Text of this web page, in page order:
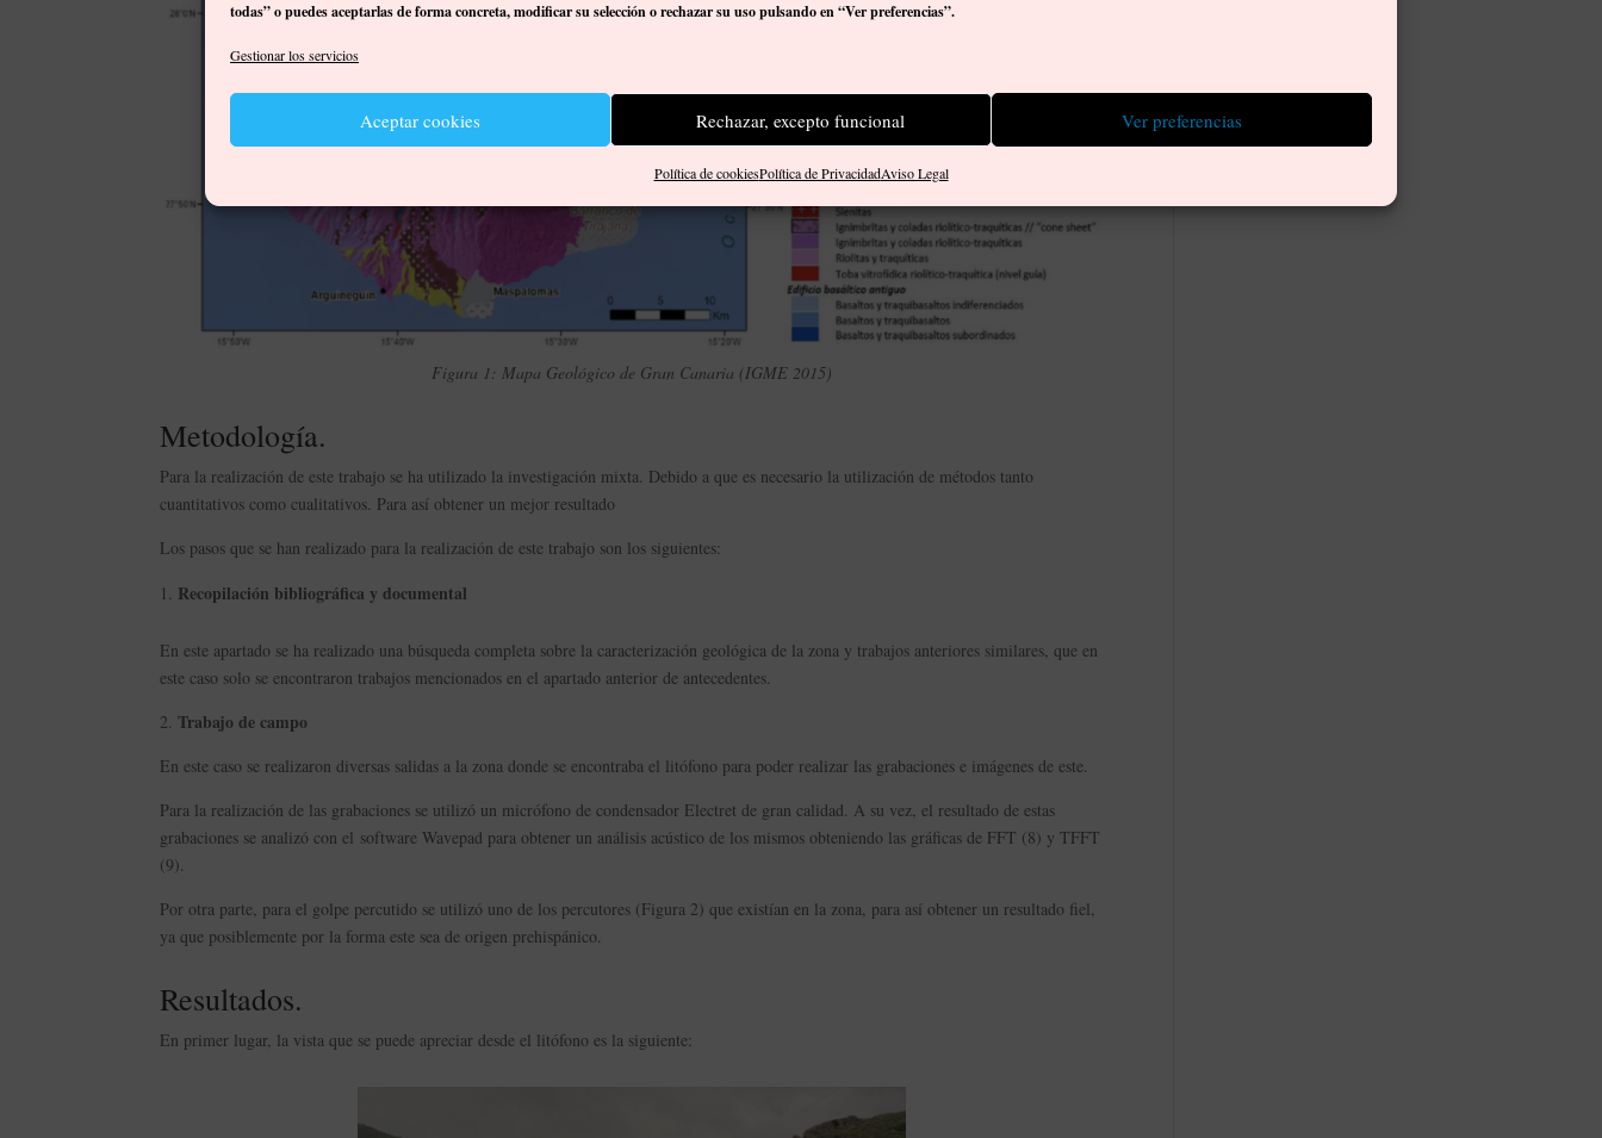
todas” o puedes aceptarlas de forma concreta, modificar su selección o rechazar su uso pulsando en “Ver preferencias”.
Gestionar los servicios
Aceptar cookies Rechazar, excepto funcional Ver preferencias
Política de cookiesPolítica de PrivacidadAviso Legal
Figura 1: Mapa Geológico de Gran Canaria (IGME 2015)
Metodología.
Para la realización de este trabajo se ha utilizado la investigación mixta. Debido a que es necesario la utilización de métodos tanto
cuantitativos como cualitativos. Para así obtener un mejor resultado
Los pasos que se han realizado para la realización de este trabajo son los siguientes:
Recopilación bibliográfica y documental
En este apartado se ha realizado una búsqueda completa sobre la caracterización geológica de la zona y trabajos anteriores similares, que en
este caso solo se encontraron trabajos mencionados en el apartado anterior de antecedentes.
2.Trabajo de campo
En este caso se realizaron diversas salidas a la zona donde se encontraba el litófono para poder realizar las grabaciones e imágenes de este.
Para la realización de las grabaciones se utilizó un micrófono de condensador Electret de gran calidad. A su vez, el resultado de estas
grabaciones se analizó con el software Wavepad para obtener un análisis acústico de los mismos obteniendo las gráficas de FFT (8) y TFFT
(9).
Por otra parte, para el golpe percutido se utilizó uno de los percutores (Figura 2) que existían en la zona, para así obtener un resultado fiel,
ya que posiblemente por la forma este sea de origen prehispánico.
Resultados.
En primer lugar, la vista que se puede apreciar desde el litófono es la siguiente: